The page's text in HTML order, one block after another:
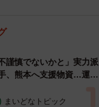
不謹慎でないかと」実力派
、熊本へ支援物資…運搬
い 「痛いほど伝わる」
まいどなトピック